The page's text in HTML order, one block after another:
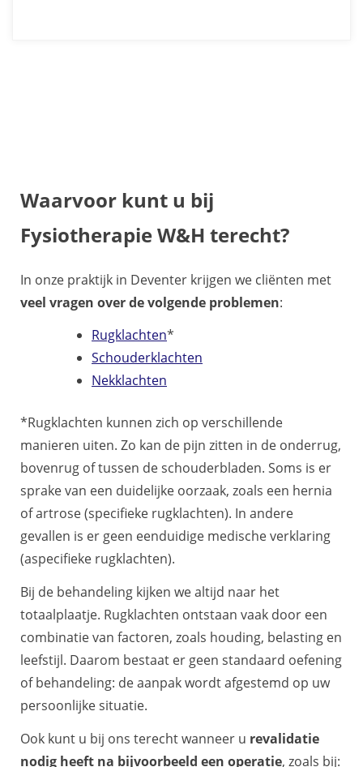
Waarvoor kunt u bij
Fysiotherapie W&H terecht?
In onze praktijk in Deventer krijgen we cliënten met
veel vragen over de volgende problemen:
Rugklachten*
Schouderklachten
Nekklachten
*Rugklachten kunnen zich op verschillende
manieren uiten. Zo kan de pijn zitten in de onderrug,
bovenrug of tussen de schouderbladen. Soms is er
sprake van een duidelijke oorzaak, zoals een hernia
of artrose (specifieke rugklachten). In andere
gevallen is er geen eenduidige medische verklaring
(aspecifieke rugklachten).
Bij de behandeling kijken we altijd naar het
totaalplaatje. Rugklachten ontstaan vaak door een
combinatie van factoren, zoals houding, belasting en
leefstijl. Daarom bestaat er geen standaard oefening
of behandeling: de aanpak wordt afgestemd op uw
persoonlijke situatie.
Ook kunt u bij ons terecht wanneer u revalidatie
nodig heeft na bijvoorbeeld een operatie, zoals bij: